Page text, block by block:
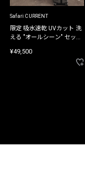
Safari CURRENT
限定 吸水速乾 UVカット 洗
える "オールシーン" セット
¥49,500